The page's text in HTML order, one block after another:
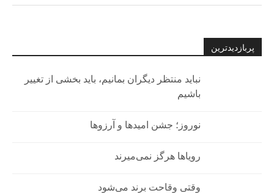
پربازدیدترین
نباید منتظر دیگران بمانیم، باید بخشی از تغییر
باشیم
نوروز؛ جشن امیدها و آرزوها
رویاها هرگز نمی‌میرند
وقتی وقاحت برند می‌شود